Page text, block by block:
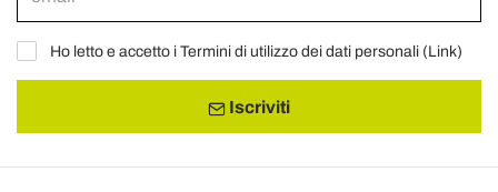
Ho letto e accetto i Termini di utilizzo dei dati personali (Link)
Iscriviti